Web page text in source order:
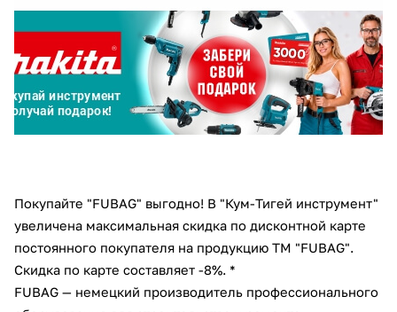
Покупайте "FUBAG" выгодно! В "Кум-Тигей инструмент"
увеличена максимальная скидка по дисконтной карте
постоянного покупателя на продукцию ТМ "FUBAG".
Скидка по карте составляет -8%. *
FUBAG — немецкий производитель профессионального
оплатуна части
без переплат
График платежей
Добавляйте товары
в корзину